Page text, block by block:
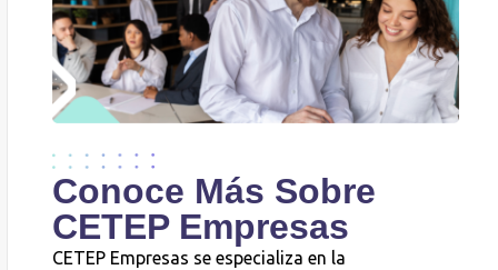
Conoce Más Sobre
CETEP Empresas
CETEP Empresas se especializa en la